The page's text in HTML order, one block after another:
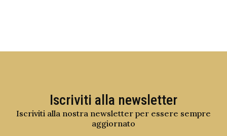
Iscriviti alla newsletter
Iscriviti alla nostra newsletter per essere sempre
aggiornato